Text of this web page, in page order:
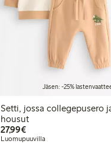
Jäsen: -25%
Setti, jossa collegepusero
housut
27,99€27,99 €
Luomupuuvilla